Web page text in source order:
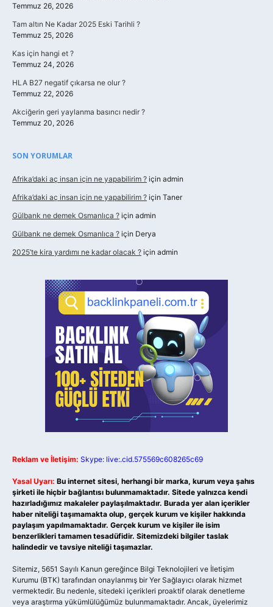
Temmuz 26, 2026
Tam altın Ne Kadar 2025 Eski Tarihli ?
Temmuz 25, 2026
Kas için hangi et ?
Temmuz 24, 2026
HLA B27 negatif çıkarsa ne olur ?
Temmuz 22, 2026
Akciğerin geri yaylanma basıncı nedir ?
Temmuz 20, 2026
SON YORUMLAR
Afrika’daki aç insan için ne yapabilirim ? için admin
Afrika’daki aç insan için ne yapabilirim ? için Taner
Gülbank ne demek Osmanlıca ? için admin
Gülbank ne demek Osmanlıca ? için Derya
2025’te kira yardımı ne kadar olacak ? için admin
Reklam ve İletişim: Skype: live:.cid.575569c608265c69
Yasal Uyarı: Bu internet sitesi, herhangi bir marka, kurum veya şahıs
şirketi ile hiçbir bağlantısı bulunmamaktadır. Sitede yalnızca kendi
hazırladığımız makaleler paylaşılmaktadır. Burada yer alan içerikler
haber niteliği taşımamakta olup, gerçek kurum ve kişiler hakkında
paylaşım yapılmamaktadır. Gerçek kurum ve kişiler ile isim
benzerlikleri tamamen tesadüfidir. Sitemizdeki bilgiler taslak
halindedir ve tavsiye niteliği taşımazlar.
Sitemiz, 5651 Sayılı Kanun gereğince Bilgi Teknolojileri ve İletişim
Kurumu (BTK) tarafından onaylanmış bir Yer Sağlayıcı olarak hizmet
vermektedir. Bu nedenle, sitedeki içerikleri proaktif olarak denetleme
veya araştırma yükümlülüğümüz bulunmamaktadır. Ancak, üyelerimiz